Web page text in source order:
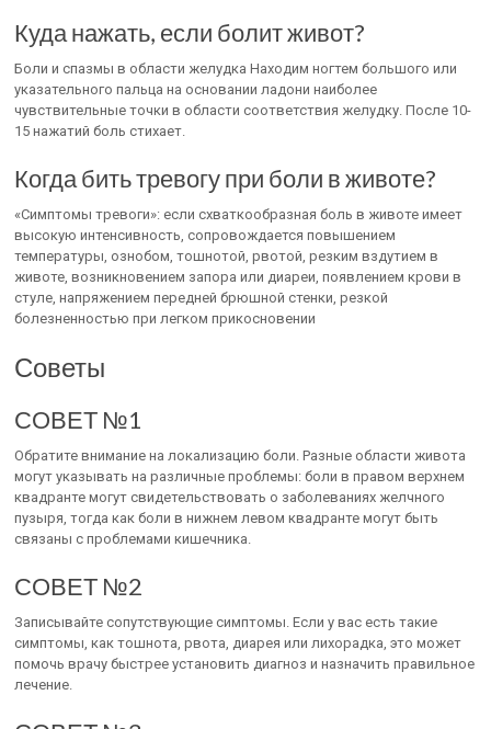
Куда нажать, если болит живот?
Боли и спазмы в области желудка Находим ногтем большого или
указательного пальца на основании ладони наиболее
чувствительные точки в области соответствия желудку. После 10-
15 нажатий боль стихает.
Когда бить тревогу при боли в животе?
«Симптомы тревоги»: если схваткообразная боль в животе имеет
высокую интенсивность, сопровождается повышением
температуры, ознобом, тошнотой, рвотой, резким вздутием в
животе, возникновением запора или диареи, появлением крови в
стуле, напряжением передней брюшной стенки, резкой
болезненностью при легком прикосновении
Советы
СОВЕТ №1
Обратите внимание на локализацию боли. Разные области живота
могут указывать на различные проблемы: боли в правом верхнем
квадранте могут свидетельствовать о заболеваниях желчного
пузыря, тогда как боли в нижнем левом квадранте могут быть
связаны с проблемами кишечника.
СОВЕТ №2
Записывайте сопутствующие симптомы. Если у вас есть такие
симптомы, как тошнота, рвота, диарея или лихорадка, это может
помочь врачу быстрее установить диагноз и назначить правильное
лечение.